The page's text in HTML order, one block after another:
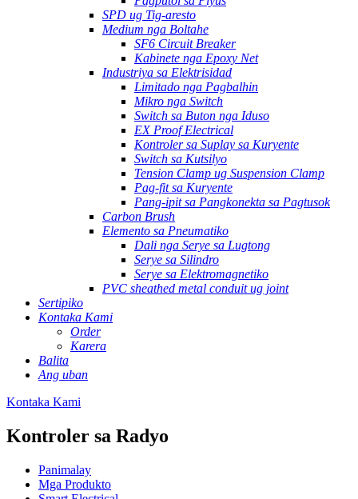
SPD ug Tig-aresto
Medium nga Boltahe
SF6 Circuit Breaker
Kabinete nga Epoxy Net
Industriya sa Elektrisidad
Limitado nga Pagbalhin
Mikro nga Switch
Switch sa Buton nga Iduso
EX Proof Electrical
Kontroler sa Suplay sa Kuryente
Switch sa Kutsilyo
Tension Clamp ug Suspension Clamp
Pag-fit sa Kuryente
Pang-ipit sa Pangkonekta sa Pagtusok
Carbon Brush
Elemento sa Pneumatiko
Dali nga Serye sa Lugtong
Serye sa Silindro
Serye sa Elektromagnetiko
PVC sheathed metal conduit ug joint
Sertipiko
Kontaka Kami
Order
Karera
Balita
Ang uban
Kontaka Kami
Kontroler sa Radyo
Panimalay
Mga Produkto